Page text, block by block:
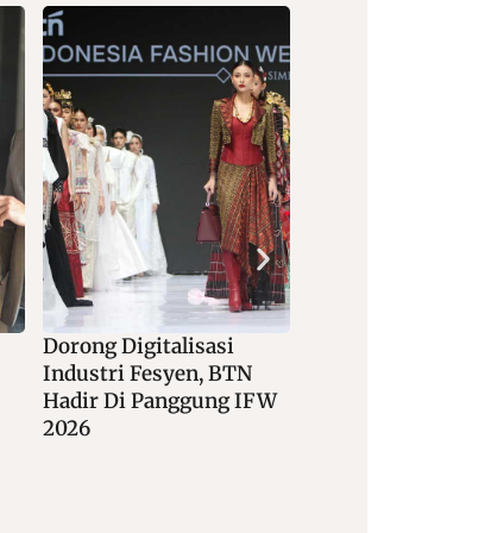
Kolaborasi Bank BSN
Dengan Lazismu
Perkuat Transformasi
Digital Pengelolaan Dana